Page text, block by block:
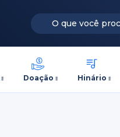
Doação Hinário